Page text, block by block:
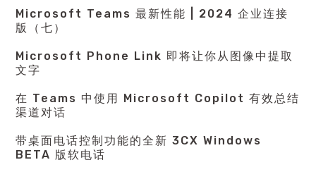
Microsoft Teams 最新性能 | 2024 企业连接
版（七）
Microsoft Phone Link 即将让你从图像中提取
文字
在 Teams 中使用 Microsoft Copilot 有效总结
渠道对话
带桌面电话控制功能的全新 3CX Windows
BETA 版软电话